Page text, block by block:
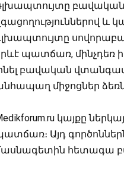
բավական
և
պատճառ, մինչդեռ
բավական
միջոցներ
կայքը
Այդ
հետագա